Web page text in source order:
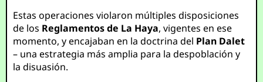
Estas operaciones violaron múltiples disposiciones
de los Reglamentos de La Haya, vigentes en ese
momento, y encajaban en la doctrina del Plan Dalet
– una estrategia más amplia para la despoblación y
la disuasión.